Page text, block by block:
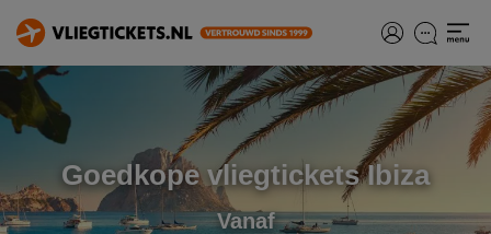
Goedkope vliegtickets Ibiza
Vanaf